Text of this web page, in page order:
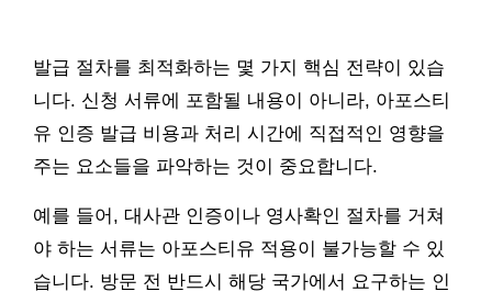
발급 절차를 최적화하는 몇 가지 핵심 전략이 있습
니다. 신청 서류에 포함될 내용이 아니라, 아포스티
유 인증 발급 비용과 처리 시간에 직접적인 영향을
주는 요소들을 파악하는 것이 중요합니다.
예를 들어, 대사관 인증이나 영사확인 절차를 거쳐
야 하는 서류는 아포스티유 적용이 불가능할 수 있
습니다. 방문 전 반드시 해당 국가에서 요구하는 인